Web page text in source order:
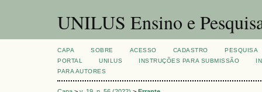
UNILUS Ensino e
CAPA SOBRE ACESSO CADASTRO
PESQUISA
PORTAL
UNILUS INSTRUÇÕES PARA SUBMISSÃO
PARA AUTORES